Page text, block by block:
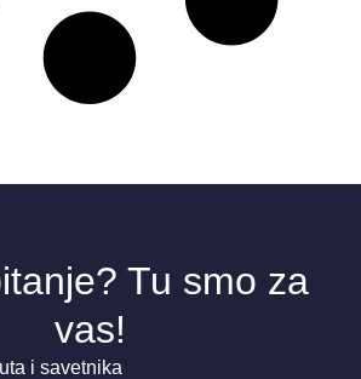
Tu smo za
vas!
i savetnika